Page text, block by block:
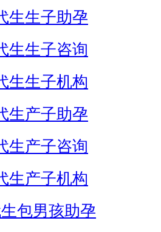
生生子助孕
生生子咨询
生生子机构
生产子助孕
生产子咨询
生产子机构
包男孩助孕